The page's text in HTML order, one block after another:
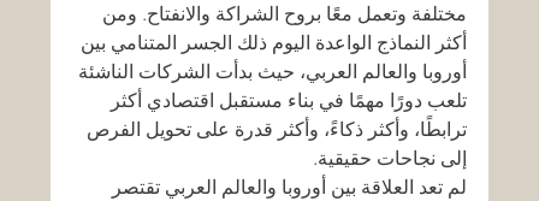
مختلفة وتعمل معًا بروح الشراكة والانفتاح. ومن
أكثر النماذج الواعدة اليوم ذلك الجسر المتنامي بين
أوروبا والعالم العربي، حيث بدأت الشركات الناشئة
تلعب دورًا مهمًا في بناء مستقبل اقتصادي أكثر
ترابطًا، وأكثر ذكاءً، وأكثر قدرة على تحويل الفرص
إلى نجاحات حقيقية.
لم تعد العلاقة بين أوروبا والعالم العربي تقتصر